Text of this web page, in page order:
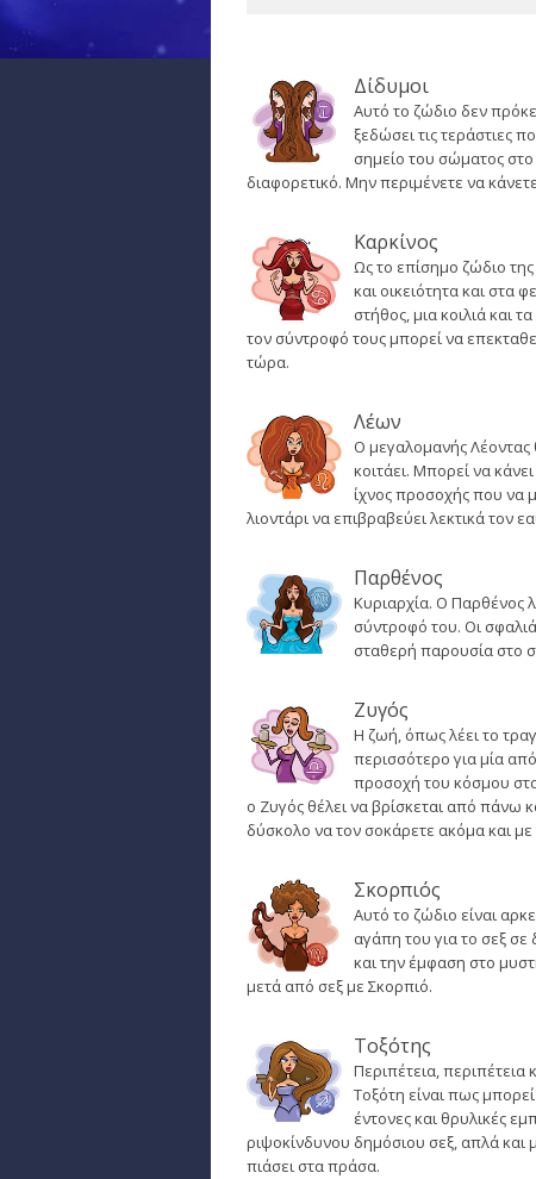
Δίδυμοι
Αυτό το ζώδιο δεν
ξεδώσει τις τεράστιες
σημείο του σώματος στο
διαφορετικό. Μην περιμένετε να
Καρκίνος
Ως το επίσημο ζώδιο
και οικειότητα και στα
στήθος, μια κοιλιά και
τον σύντροφό τους μπορεί να
τώρα.
Λέων
Ο μεγαλομανής Λέοντας
κοιτάει. Μπορεί να
ίχνος προσοχής που να
λιοντάρι να επιβραβεύει λεκτικά τον
Παρθένος
Κυριαρχία. Ο Παρθένος
σύντροφό του. Οι
σταθερή παρουσία στο
Ζυγός
Η ζωή, όπως λέει το
περισσότερο για μία
προσοχή του κόσμου
ο Ζυγός θέλει να βρίσκεται από πάνω
δύσκολο να τον σοκάρετε ακόμα και με
Σκορπιός
Αυτό το ζώδιο είναι
αγάπη του για το σεξ
και την έμφαση στο
μετά από σεξ με Σκορπιό.
Τοξότης
Περιπέτεια,
Τοξότη είναι πως
έντονες και θρυλικές
ριψοκίνδυνου δημόσιου σεξ, απλά και
πιάσει στα πράσα.